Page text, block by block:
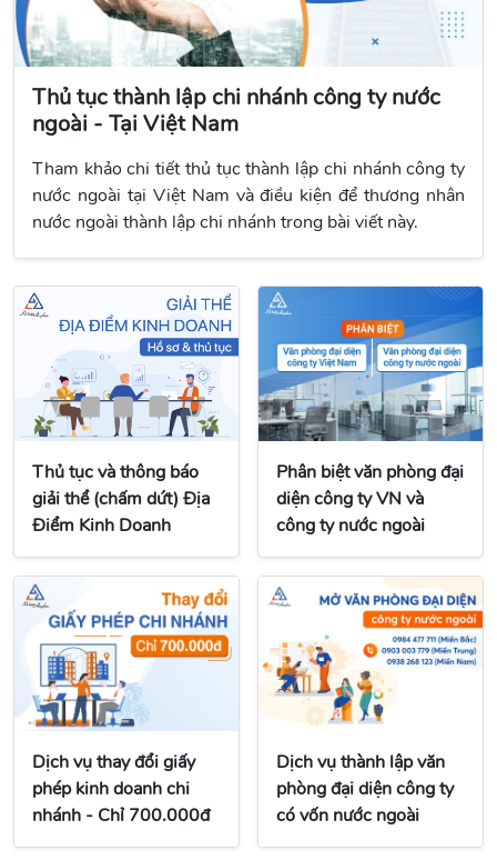
Thủ tục thành lập chi nhánh công ty nước
ngoài - Tại Việt Nam
Tham khảo chi tiết thủ tục thành lập chi nhánh công ty
nước ngoài tại Việt Nam và điều kiện để thương nhân
nước ngoài thành lập chi nhánh trong bài viết này.
Thủ tục và thông báo
giải thể (chấm dứt) Địa
Điểm Kinh Doanh
Phân biệt văn phòng đại
diện công ty VN và
công ty nước ngoài
Dịch vụ thay đổi giấy
phép kinh doanh chi
nhánh - Chỉ 700.000đ
Dịch vụ thành lập văn
phòng đại diện công ty
có vốn nước ngoài